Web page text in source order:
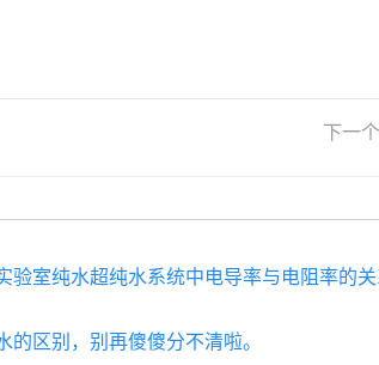
下一
验室纯水超纯水系统中电导率与电阻率的
的区别，别再傻傻分不清啦。